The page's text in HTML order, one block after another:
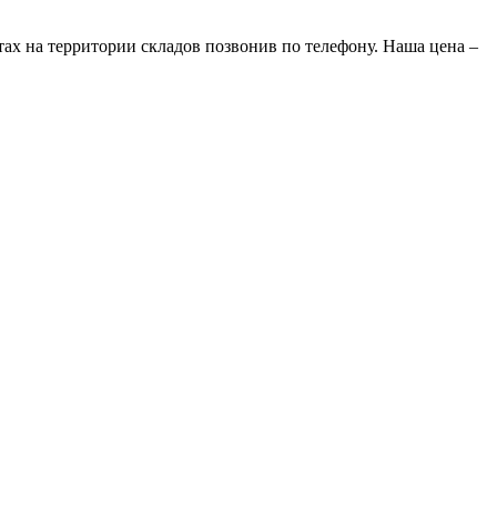
на территории складов позвонив по телефону. Наша цена –